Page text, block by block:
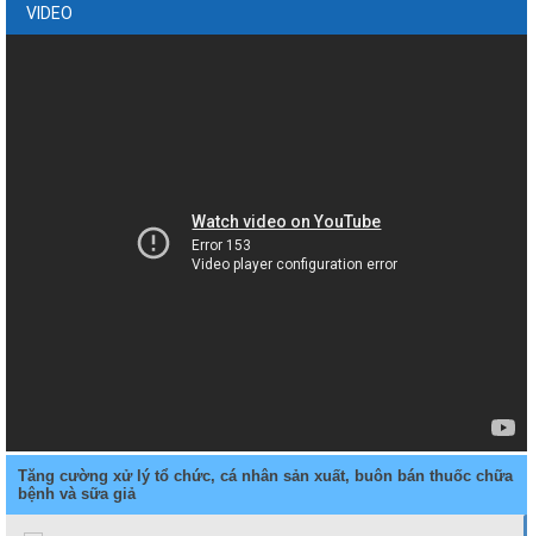
VIDEO
Tăng cường xử lý tổ chức, cá nhân sản xuất, buôn bán thuốc chữa
bệnh và sữa giả